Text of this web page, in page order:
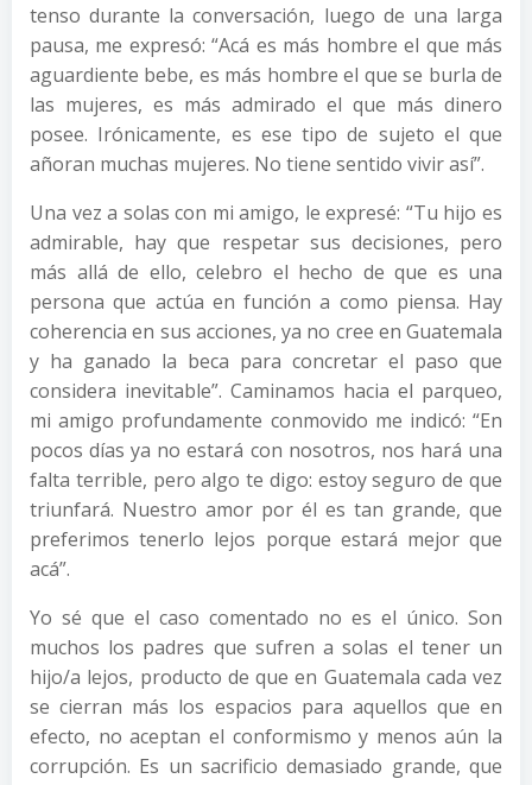
tenso durante la conversación, luego de una larga
pausa, me expresó: “Acá es más hombre el que más
aguardiente bebe, es más hombre el que se burla de
las mujeres, es más admirado el que más dinero
posee. Irónicamente, es ese tipo de sujeto el que
añoran muchas mujeres. No tiene sentido vivir así”.
Una vez a solas con mi amigo, le expresé: “Tu hijo es
admirable, hay que respetar sus decisiones, pero
más allá de ello, celebro el hecho de que es una
persona que actúa en función a como piensa. Hay
coherencia en sus acciones, ya no cree en Guatemala
y ha ganado la beca para concretar el paso que
considera inevitable”. Caminamos hacia el parqueo,
mi amigo profundamente conmovido me indicó: “En
pocos días ya no estará con nosotros, nos hará una
falta terrible, pero algo te digo: estoy seguro de que
triunfará. Nuestro amor por él es tan grande, que
preferimos tenerlo lejos porque estará mejor que
acá”.
Yo sé que el caso comentado no es el único. Son
muchos los padres que sufren a solas el tener un
hijo/a lejos, producto de que en Guatemala cada vez
se cierran más los espacios para aquellos que en
efecto, no aceptan el conformismo y menos aún la
corrupción. Es un sacrificio demasiado grande, que